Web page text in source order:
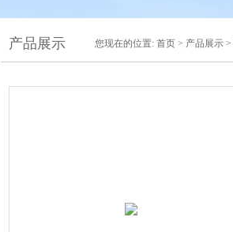
产品展示 您现在的位置: 首页 > 产品展示 >